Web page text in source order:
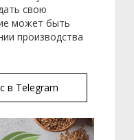
свою
может быть
производства
в Telegram